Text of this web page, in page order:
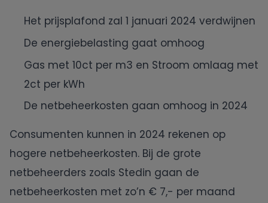
Vattenfall
Het prijsplafond zal 1 januari 2024 verdwijnen
De energiebelasting gaat omhoog
Gas met 10ct per m3 en Stroom omlaag met
2ct per kWh
De netbeheerkosten gaan omhoog in 2024
Consumenten kunnen in 2024 rekenen op
hogere netbeheerkosten. Bij de grote
netbeheerders zoals Stedin gaan de
netbeheerkosten met zo’n € 7,- per maand